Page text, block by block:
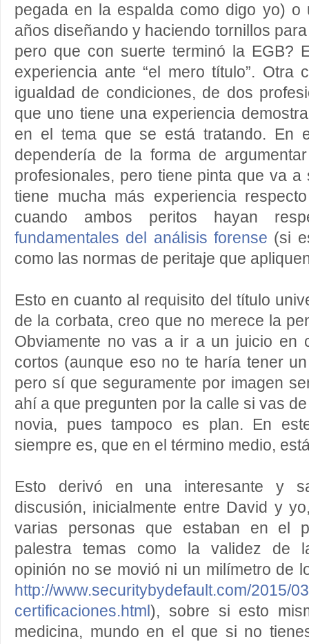
pegada en la espalda como digo yo) o
años diseñando y haciendo tornillos
pero que con suerte terminó la EGB?
experiencia ante “el mero título”. Otra
igualdad de condiciones, de dos
que uno tiene una experiencia
en el tema que se está tratando. En
dependería de la forma de
profesionales, pero tiene pinta que va
tiene mucha más experiencia
cuando ambos peritos hayan
fundamentales del análisis forense (si
como las normas de peritaje que
Esto en cuanto al requisito del título
de la corbata, creo que no merece la
Obviamente no vas a ir a un juicio en
cortos (aunque eso no te haría tener
pero sí que seguramente por imagen
ahí a que pregunten por la calle si vas
novia, pues tampoco es plan. En
siempre es, que en el término medio,
Esto derivó en una interesante y
discusión, inicialmente entre David y
varias personas que estaban en el
palestra temas como la validez de
opinión no se movió ni un milímetro de
http://www.securitybydefault.com/2015/
certificaciones.html ), sobre si esto
medicina, mundo en el que si no